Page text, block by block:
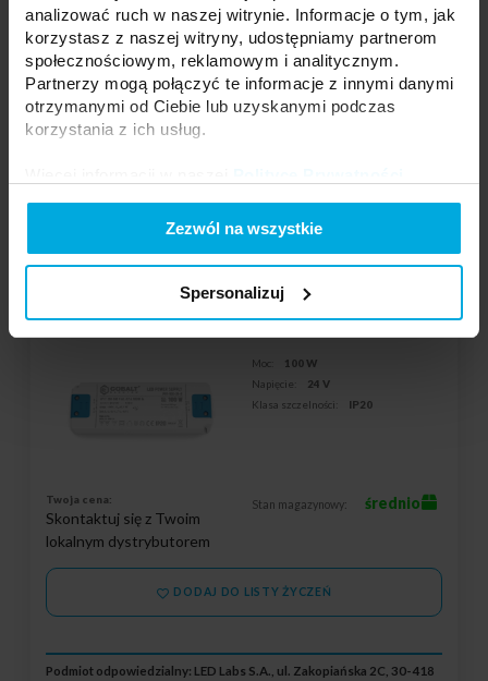
analizować ruch w naszej witrynie. Informacje o tym, jak
korzystasz z naszej witryny, udostępniamy partnerom
społecznościowym, reklamowym i analitycznym.
Partnerzy mogą połączyć te informacje z innymi danymi
otrzymanymi od Ciebie lub uzyskanymi podczas
korzystania z ich usług.
Zezwól na wszystkie
Spersonalizuj
Twoja cena:
Skontaktuj się z Twoim
lokalnym dystrybutorem
Stan magazynowy: dużo
DODAJ DO LISTY ŻYCZEŃ
Podmiot odpowiedzialny: LED Labs S.A., ul. Zakopiańska 2C, 30-418
Kraków, Polska | Kontakt:
info@led-labs.pl
Zasilacz LED CobaltElectro PFV 24V
100W IP20 B23-0001-21
Moc:
100 W
Napięcie:
24 V
Klasa szczelności:
IP20
Twoja cena:
Skontaktuj się z Twoim
lokalnym dystrybutorem
Stan magazynowy: średnio
DODAJ DO LISTY ŻYCZEŃ
Podmiot odpowiedzialny: LED Labs S.A., ul. Zakopiańska 2C, 30-418